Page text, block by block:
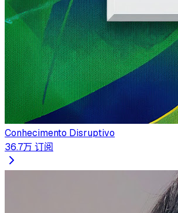
Conhecimento Disruptivo
36.7万 订阅